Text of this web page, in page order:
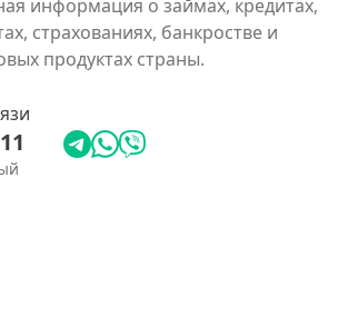
информация о займах, кредитах,
страхованиях, банкростве и
продуктах страны.